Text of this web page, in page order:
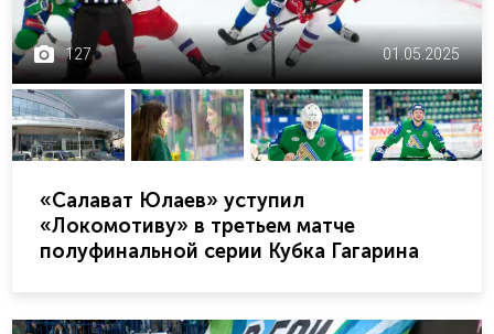
127 01.05.2025
«Салават Юлаев» уступил
«Локомотиву» в третьем матче
полуфинальной серии Кубка Гагарина